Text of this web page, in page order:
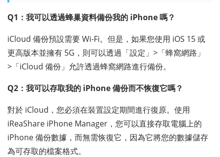
Q1：我可以透過蜂巢資料備份我的 iPhone 嗎？
iCloud 備份預設需要 Wi-Fi。但是，如果您使用 iOS 15 或
更高版本並擁有 5G，則可以透過「設定」>「蜂窩網路」
>「iCloud 備份」允許透過蜂窩網路進行備份。
Q2：我可以存取我的 iPhone 備份而不恢復它嗎？
對於 iCloud，您必須在裝置設定期間進行復原。使用
iReaShare iPhone Manager，您可以直接存取電腦上的
iPhone 備份數據，而無需恢復它，因為它將您的數據儲存
為可存取的檔案格式。